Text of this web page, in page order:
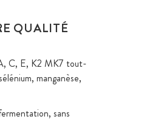
QUALITÉ
C, E, K2 MK7 tout-
manganèse,
sans